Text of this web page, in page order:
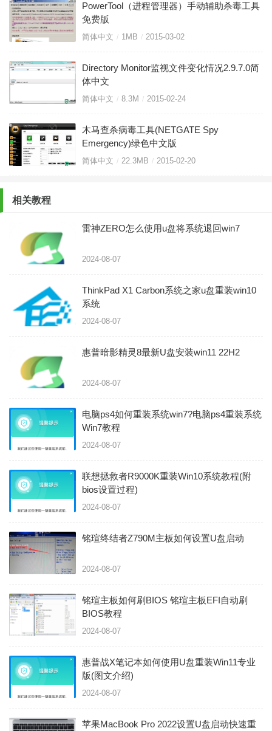
PowerTool（进程管理器）手动辅助杀毒工具
免费版
简体中文 1MB 2015-03-02
Directory Monitor监视文件变化情况2.9.7.0简
体中文
简体中文 8.3M 2015-02-24
木马查杀病毒工具(NETGATE Spy
Emergency)绿色中文版
简体中文 22.3MB 2015-02-20
相关教程
雷神ZERO怎么使用u盘将系统退回win7
2024-08-07
ThinkPad X1 Carbon系统之家u盘重装win10
系统
2024-08-07
惠普暗影精灵8最新U盘安装win11 22H2
2024-08-07
电脑ps4如何重装系统win7?电脑ps4重装系统
Win7教程
2024-08-07
联想拯救者R9000K重装Win10系统教程(附
bios设置过程)
2024-08-07
铭瑄终结者Z790M主板如何设置U盘启动
2024-08-07
铭瑄主板如何刷BIOS 铭瑄主板EFI自动刷
BIOS教程
2024-08-07
惠普战X笔记本如何使用U盘重装Win11专业
版(图文介绍)
2024-08-07
苹果MacBook Pro 2022设置U盘启动快速重